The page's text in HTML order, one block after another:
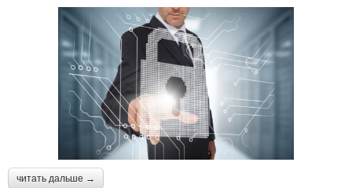
читать дальше →